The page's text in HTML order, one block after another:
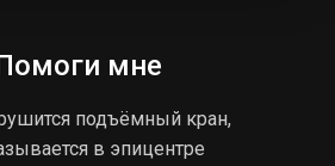
мне
подъёмный кран,
в эпицентре